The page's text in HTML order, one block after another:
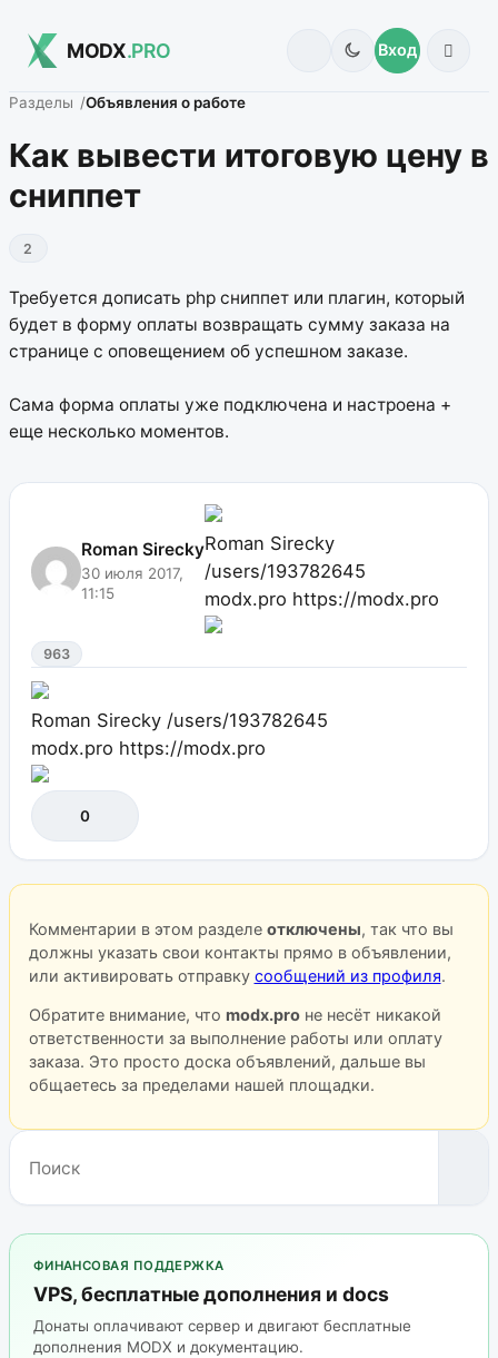
MODX.PRO Вход
Разделы Объявления о работе
Как вывести итоговую цену в
сниппет
2
Требуется дописать php сниппет или плагин, который
будет в форму оплаты возвращать сумму заказа на
странице с оповещением об успешном заказе.
Сама форма оплаты уже подключена и настроена +
еще несколько моментов.
Roman Sirecky
30 июля 2017,
11:15
Roman Sirecky
/users/193782645
modx.pro https://modx.pro
963
Roman Sirecky /users/193782645
modx.pro https://modx.pro
0
Комментарии в этом разделе отключены, так что вы
должны указать свои контакты прямо в объявлении,
или активировать отправку сообщений из профиля.
Обратите внимание, что modx.proне несёт никакой
ответственности за выполнение работы или оплату
заказа. Это просто доска объявлений, дальше вы
общаетесь за пределами нашей площадки.
ФИНАНСОВАЯ ПОДДЕРЖКА
VPS, бесплатные дополнения и docs
Донаты оплачивают сервер и двигают бесплатные
дополнения MODX и документацию.